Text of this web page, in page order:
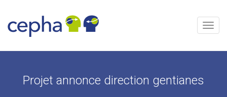
contenu
Menu
Projet annonce direction gentianes